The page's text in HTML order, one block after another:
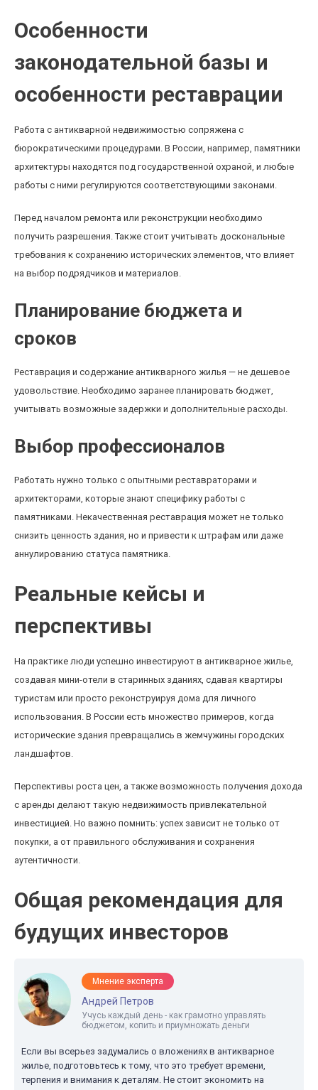
Особенности
законодательной базы и
особенности реставрации
Работа с антикварной недвижимостью сопряжена с
бюрократическими процедурами. В России, например, памятники
архитектуры находятся под государственной охраной, и любые
работы с ними регулируются соответствующими законами.
Перед началом ремонта или реконструкции необходимо
получить разрешения. Также стоит учитывать доскональные
требования к сохранению исторических элементов, что влияет
на выбор подрядчиков и материалов.
Планирование бюджета и
сроков
Реставрация и содержание антикварного жилья — не дешевое
удовольствие. Необходимо заранее планировать бюджет,
учитывать возможные задержки и дополнительные расходы.
Выбор профессионалов
Работать нужно только с опытными реставраторами и
архитекторами, которые знают специфику работы с
памятниками. Некачественная реставрация может не только
снизить ценность здания, но и привести к штрафам или даже
аннулированию статуса памятника.
Реальные кейсы и
перспективы
На практике люди успешно инвестируют в антикварное жилье,
создавая мини-отели в старинных зданиях, сдавая квартиры
туристам или просто реконструируя дома для личного
использования. В России есть множество примеров, когда
исторические здания превращались в жемчужины городских
ландшафтов.
Перспективы роста цен, а также возможность получения дохода
с аренды делают такую недвижимость привлекательной
инвестицией. Но важно помнить: успех зависит не только от
покупки, а от правильного обслуживания и сохранения
аутентичности.
Общая рекомендация для
будущих инвесторов
Мнение эксперта
Андрей Петров
Учусь каждый день - как грамотно управлять
бюджетом, копить и приумножать деньги
Если вы всерьез задумались о вложениях в антикварное
жилье, подготовьтесь к тому, что это требует времени,
терпения и внимания к деталям. Не стоит экономить на